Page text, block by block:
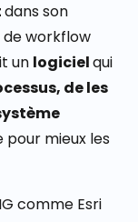
dans son
de workflow
un logicielqui
de les
mieux les
comme Esri